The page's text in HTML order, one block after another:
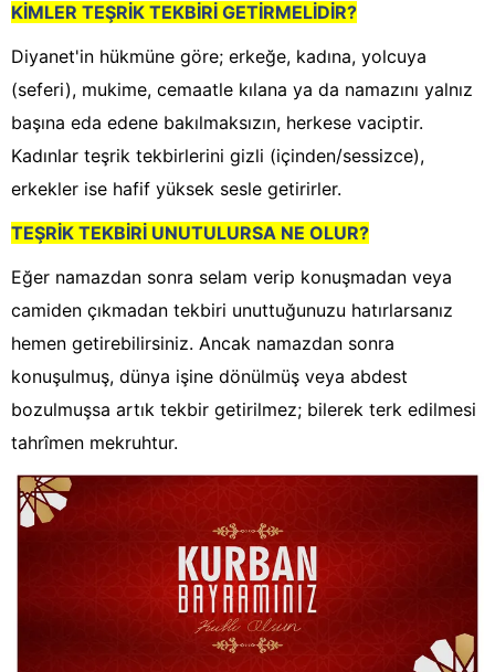
KİMLER TEŞRİK TEKBİRİ GETİRMELİDİR?
Diyanet'in hükmüne göre; erkeğe, kadına, yolcuya
(seferi), mukime, cemaatle kılana ya da namazını yalnız
başına eda edene bakılmaksızın, herkese vaciptir.
Kadınlar teşrik tekbirlerini gizli (içinden/sessizce),
erkekler ise hafif yüksek sesle getirirler.
TEŞRİK TEKBİRİ UNUTULURSA NE OLUR?
Eğer namazdan sonra selam verip konuşmadan veya
camiden çıkmadan tekbiri unuttuğunuzu hatırlarsanız
hemen getirebilirsiniz. Ancak namazdan sonra
konuşulmuş, dünya işine dönülmüş veya abdest
bozulmuşsa artık tekbir getirilmez; bilerek terk edilmesi
tahrîmen mekruhtur.